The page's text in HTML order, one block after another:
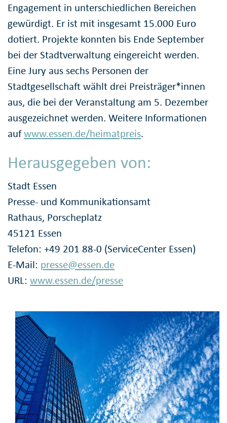
Engagement in unterschiedlichen Bereichen
gewürdigt. Er ist mit insgesamt 15.000 Euro
dotiert. Projekte konnten bis Ende September
bei der Stadtverwaltung eingereicht werden.
Eine Jury aus sechs Personen der
Stadtgesellschaft wählt drei Preisträger*innen
aus, die bei der Veranstaltung am 5. Dezember
ausgezeichnet werden. Weitere Informationen
aufwww.essen.de/heimatpreis.
Herausgegeben von:
Stadt Essen
Presse- und Kommunikationsamt
Rathaus, Porscheplatz
45121 Essen
Telefon: +49 201 88-0 (ServiceCenter Essen)
E-Mail: presse@essen.de
URL: www.essen.de/presse